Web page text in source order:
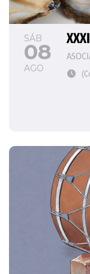
SÁB
08
AGO